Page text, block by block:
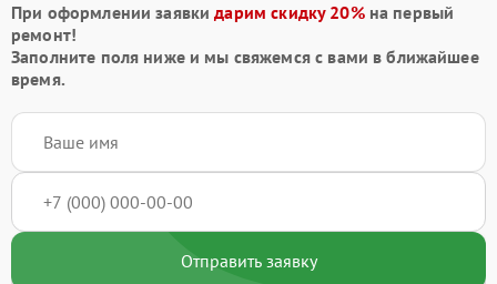
При оформлении заявкидарим скидку 20%на первый
ремонт!
Заполните поля ниже и мы свяжемся с вами в ближайшее
время.
Отправить заявку